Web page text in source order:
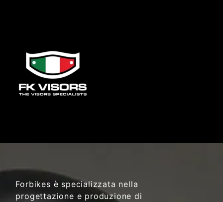
Forbikes è specializzata nella
progettazione e produzione di